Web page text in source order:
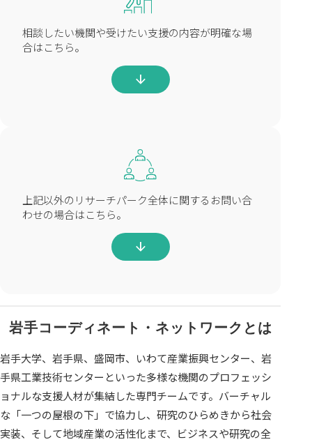
相談したい機関や受けたい支援の内容が明確な場
合はこちら。
arrow_downward
上記以外のリサーチパーク全体に関するお問い合
わせの場合はこちら。
arrow_downward
岩手コーディネート・ネットワークとは
岩手大学、岩手県、盛岡市、いわて産業振興センター、岩
手県工業技術センターといった多様な機関のプロフェッシ
ョナルな支援人材が集結した専門チームです。バーチャル
な「一つの屋根の下」で協力し、研究のひらめきから社会
実装、そして地域産業の活性化まで、ビジネスや研究の全